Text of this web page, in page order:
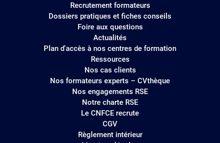
Recrutement formateurs
Dossiers pratiques et fiches conseils
Foire aux questions
Actualités
Plan d'accès à nos centres de formation
Ressources
Nos cas clients
Nos formateurs experts – CVthèque
Nos engagements RSE
Notre charte RSE
Le CNFCE recrute
CGV
Règlement intérieur